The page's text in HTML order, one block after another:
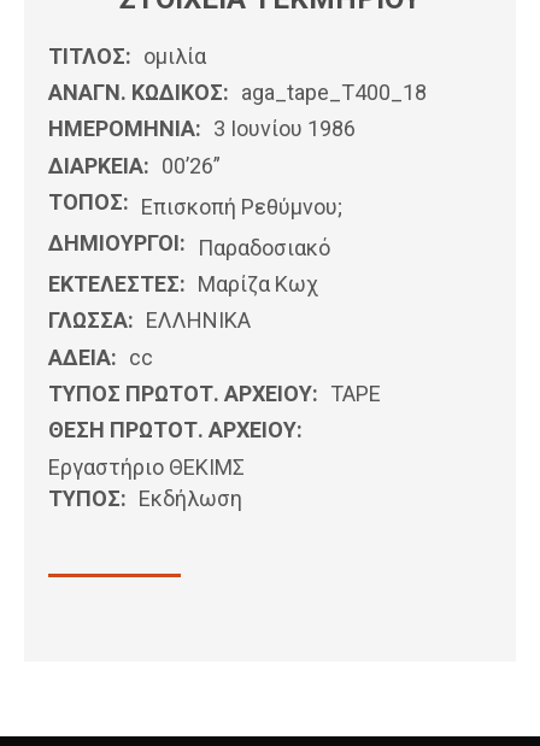
ΤΙΤΛΟΣ: ομιλία
ΑΝΑΓΝ. ΚΩΔΙΚΟΣ: aga_tape_T400_18
ΗΜΕΡΟΜΗΝΊΑ: 3 Ιουνίου 1986
ΔΙΑΡΚΕΙΑ: 00’26”
ΤΟΠΟΣ: Επισκοπή Ρεθύμνου;
ΔΗΜΙΟΥΡΓΟΙ:
Παραδοσιακό
ΕΚΤΕΛΕΣΤΕΣ: Μαρίζα Κωχ
ΓΛΩΣΣΑ: ΕΛΛΗΝΙΚΆ
ΑΔΕΙΑ: cc
ΤΥΠΟΣ ΠΡΩΤΟΤ. ΑΡΧΕΙΟΥ: ΤΑΡΕ
ΘΕΣΗ ΠΡΩΤΟΤ. ΑΡΧΕΙΟΥ:
Εργαστήριο ΘΕΚΙΜΣ
ΤΥΠΟΣ: Εκδήλωση